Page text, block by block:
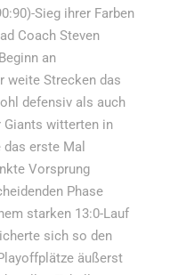
Sieg ihrer Farben
Coach Steven
an
weite Strecken das
defensiv als auch
Giants witterten in
erste Mal
Vorsprung
Phase
starken 13:0-Lauf
sich so den
äußerst